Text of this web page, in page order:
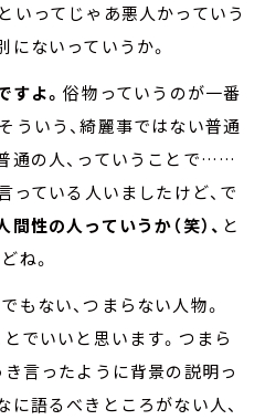
いってじゃあ悪人かっていう
にないっていうか。
すよ。俗物っていうのが一番
ういう、綺麗事ではない普通
通の人、っていうことで……
っている人いましたけど、で
性の人っていうか（笑）、 と
ね。
もない、つまらない人物。
とでいいと思います。つまら
き言ったように背景の説明っ
に語るべきところがない人、